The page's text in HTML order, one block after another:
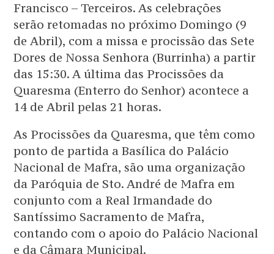
Francisco – Terceiros. As celebrações
serão retomadas no próximo Domingo (9
de Abril), com a missa e procissão das Sete
Dores de Nossa Senhora (Burrinha) a partir
das 15:30. A última das Procissões da
Quaresma (Enterro do Senhor) acontece a
14 de Abril pelas 21 horas.
As Procissões da Quaresma, que têm como
ponto de partida a Basílica do Palácio
Nacional de Mafra, são uma organização
da Paróquia de Sto. André de Mafra em
conjunto com a Real Irmandade do
Santíssimo Sacramento de Mafra,
contando com o apoio do Palácio Nacional
e da Câmara Municipal.